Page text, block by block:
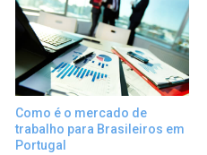
Como é o mercado de
trabalho para Brasileiros em
Portugal